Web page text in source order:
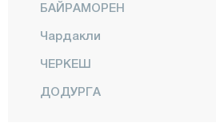
БАЙРАМОРЕН
Чардакли
ЧЕРКЕШ
ДОДУРГА